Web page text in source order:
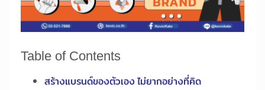
Table of Contents
สร้างแบรนด์ของตัวเอง ไม่ยากอย่างที่คิด